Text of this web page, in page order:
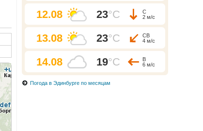
12.08 23°C
С
2 м/с
13.08 23°C
СВ
4 м/с
14.08 19°C
В
6 м/с
Погода в Эдинбурге по месяцам